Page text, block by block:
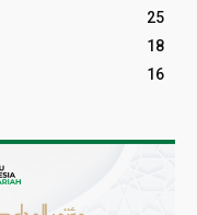
25
18
16